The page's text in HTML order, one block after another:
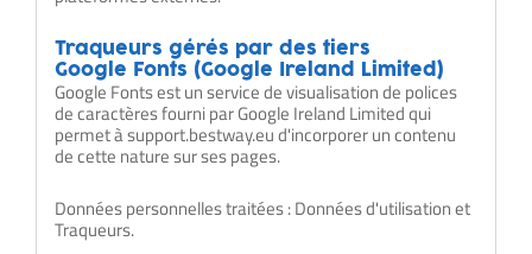
Traqueurs gérés par des tiers
Google Fonts (Google Ireland Limited)
Google Fonts est un service de visualisation de polices
de caractères fourni par Google Ireland Limited qui
permet à support.bestway.eu d'incorporer un contenu
de cette nature sur ses pages.
Données personnelles traitées : Données d'utilisation et
Traqueurs.